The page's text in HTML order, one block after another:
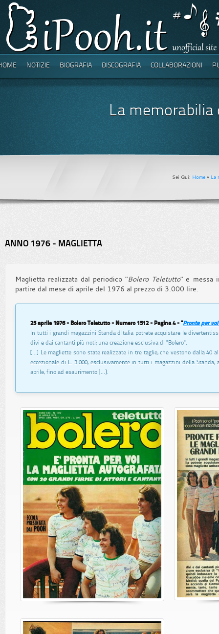
NOTIZIE BIOGRAFIA DISCOGRAFIA COLLABORAZIONI
La memorabilia
Sei Qui: Home» La
ANNO 1976 - MAGLIETTA
Maglietta realizzata dal periodico "Bolero Teletutto" e messa
partire dal mese di aprile del 1976 al prezzo di 3.000 lire.
25 aprile 1976 - Bolero Teletutto - Numero 1512 - Pagina 4 - "Pronte per
In tutti i grandi magazzini Standa d'Italia potrete acquistare le
divi e dai cantanti più noti; una creazione esclusiva di "Bolero".
[...] Le magliette sono state realizzate in tre taglie, che vestono dalla 40
eccezionale di L. 3.000, esclusivamente in tutti i magazzini della
aprile, fino ad esaurimento [...].